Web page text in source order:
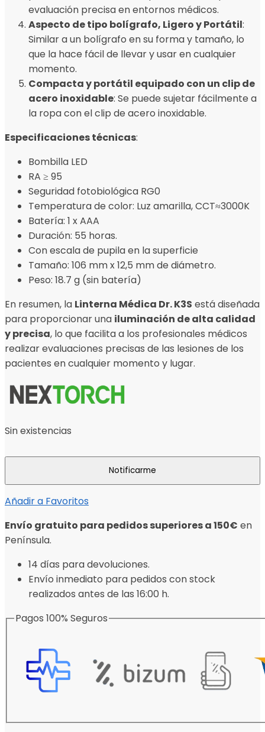
evaluación precisa en entornos médicos.
Aspecto de tipo bolígrafo, Ligero y Portátil:
Similar a un bolígrafo en su forma y tamaño, lo
que la hace fácil de llevar y usar en cualquier
momento.
Compacta y portátil equipado con un clip de
acero inoxidable: Se puede sujetar fácilmente a
la ropa con el clip de acero inoxidable.
Especificaciones técnicas:
Bombilla LED
RA ≥ 95
Seguridad fotobiológica RG0
Temperatura de color: Luz amarilla, CCT≈3000K
Batería: 1 x AAA
Duración: 55 horas.
Con escala de pupila en la superficie
Tamaño: 106 mm x 12,5 mm de diámetro.
Peso: 18.7 g (sin batería)
En resumen, la Linterna Médica Dr. K3S está diseñada
para proporcionar una iluminación de alta calidad
y precisa, lo que facilita a los profesionales médicos
realizar evaluaciones precisas de las lesiones de los
pacientes en cualquier momento y lugar.
Sin existencias
Añadir a Favoritos
Envío gratuito para pedidos superiores a 150€ en
Península.
14 días para devoluciones.
Envío inmediato para pedidos con stock
realizados antes de las 16:00 h.
Pagos 100% Seguros